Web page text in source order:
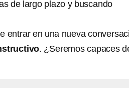
de largo plazo y buscando
entrar en una nueva
. ¿Seremos capaces